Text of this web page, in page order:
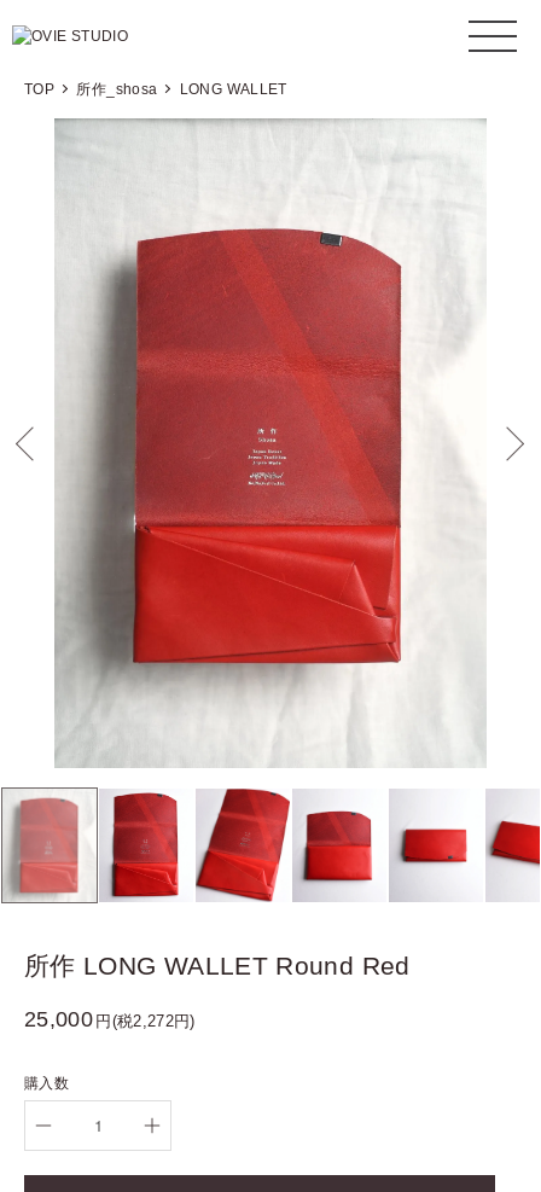
TOP 所作_shosa LONG WALLET
所作 LONG WALLET Round Red
25,000 円(税2,272円)
購入数